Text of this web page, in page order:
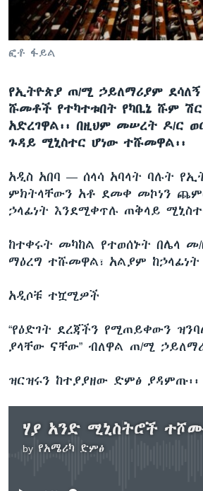
ቋንቋዎች
ፎቶ ፋይል
የኢትዮጵያ ጠ/ሚ ኃይለማሪያም ደሳለኝ
ሹመቶች የተካተቱበት የካቢኔ ሹም
አድረገዋል፡፡ በዚህም መሠረት ዶ/ር
ጉዳይ ሚኒስተር ሆነው ተሹመዋል፡፡
አዲስ አበባ — ሰላሳ አባላት ባሉት
ምክትላቸውን አቶ ደመቀ መኮነን
ኃላፊነት እንደሚቀጥሉ ጠቅላይ
ከተቀሩት መካከል የተወሰኑት በሌላ
ማዕረግ ተሹመዋል፣ አልያም ከኃላፊነት
አዲሶቹ ተሿሚዎች
“የዕድገት ደረጃችን የሚጠይቀውን
ያላቸው ናቸው” ብለዋል ጠ/ሚ
ዝርዝሩን ከተያያዘው ድምፅ ያዳምጡ፡፡
ሃያ አንድ ሚኒስትሮች
by የአሜሪካ ድምፅ
No media source